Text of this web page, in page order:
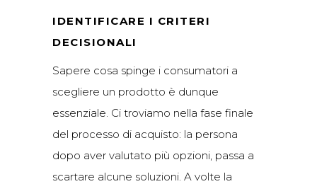
IDENTIFICARE I CRITERI
DECISIONALI
Sapere cosa spinge i consumatori a
scegliere un prodotto è dunque
essenziale. Ci troviamo nella fase finale
del processo di acquisto: la persona
dopo aver valutato più opzioni, passa a
scartare alcune soluzioni. A volte la